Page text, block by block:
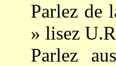
Parlez de
» lisez
Parlez